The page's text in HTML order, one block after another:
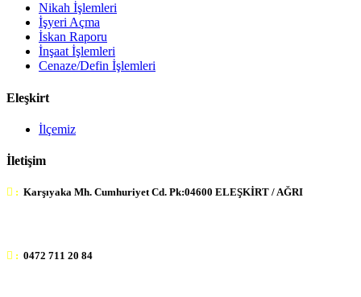
Nikah İşlemleri
İşyeri Açma
İskan Raporu
İnşaat İşlemleri
Cenaze/Defin İşlemleri
Eleşkirt
İlçemiz
İletişim
: Karşıyaka Mh. Cumhuriyet Cd. Pk:04600 ELEŞKİRT / AĞRI
: 0472 711 20 84